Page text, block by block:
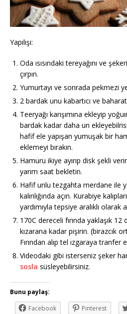
Yapılışı:
Oda ısısındaki tereyağını ve
çırpın.
Yumurtayı ve sonrada pekmezi
2 bardak unu kabartıcı ve
Teeryağı karışımına ekleyip
bardak kadar daha un
hafif ele yapışan yumuşak bir
eklemeyi bırakın.
Hamuru ikiye ayırıp disk şekli
yarım saat bekletin.
Hafif unlu tezgahta merdane ile
kalınlığında açın. Kurabiye
yardımıyla tepsiye aralıklı olarak
170C dereceli fırında yaklaşık
kızarana kadar pişirin. (birazcık
Fırından alıp tel ızgaraya tranfer
Videodaki gibi isterseniz şeker
sosla süsleyebilirsiniz.
Bunu paylaş:
Facebook
Pinterest